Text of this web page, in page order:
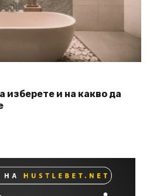
изберете и на какво да